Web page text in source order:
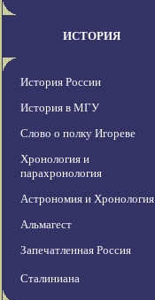
ИСТОРИЯ
История России
История в МГУ
Слово о полку Игореве
Хронология и
парахронология
Астрономия и Хронология
Альмагест
Запечатленная Россия
Сталиниана